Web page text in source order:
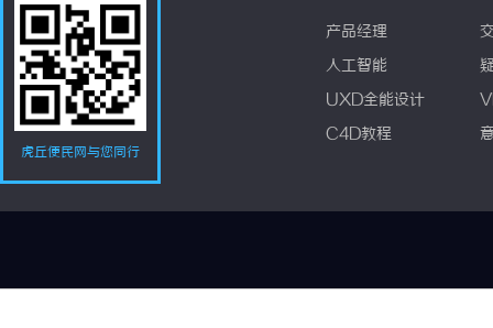
虎丘便民网与您同行
产品经理
人工智能
UXD全能设计
C4D教程